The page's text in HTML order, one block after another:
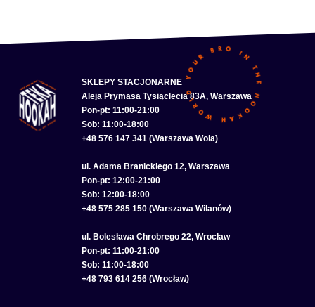
SKLEPY STACJONARNE
Aleja Prymasa Tysiąclecia 83A, Warszawa
Pon-pt: 11:00-21:00
Sob: 11:00-18:00
+48 576 147 341 (Warszawa Wola)
ul. Adama Branickiego 12, Warszawa
Pon-pt: 12:00-21:00
Sob: 12:00-18:00
+48 575 285 150 (Warszawa Wilanów)
ul. Bolesława Chrobrego 22, Wrocław
Pon-pt: 11:00-21:00
Sob: 11:00-18:00
+48 793 614 256 (Wrocław)